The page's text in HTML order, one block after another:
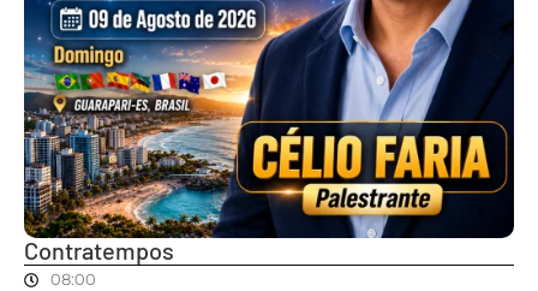
Contratempos
08:00